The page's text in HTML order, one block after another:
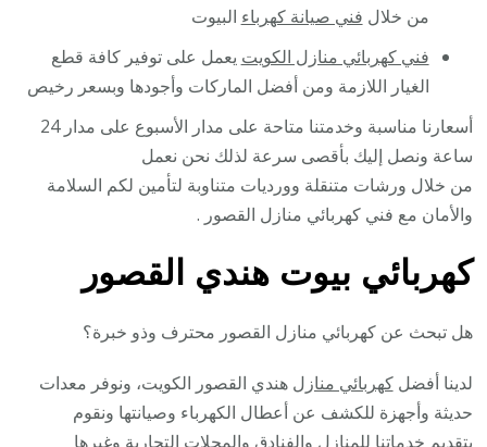
من خلال فني صيانة كهرباء البيوت
فني كهربائي منازل الكويت يعمل على توفير كافة قطع
الغيار اللازمة ومن أفضل الماركات وأجودها وبسعر رخيص
أسعارنا مناسبة وخدمتنا متاحة على مدار الأسبوع على مدار 24
ساعة ونصل إليك بأقصى سرعة لذلك نحن نعمل
من خلال ورشات متنقلة وورديات متناوبة لتأمين لكم السلامة
والأمان مع فني كهربائي منازل القصور .
كهربائي بيوت هندي القصور
هل تبحث عن كهربائي منازل القصور محترف وذو خبرة؟
لدينا أفضلكهربائي منازل هندي القصور الكويت، ونوفر معدات
حديثة وأجهزة للكشف عن أعطال الكهرباء وصيانتها ونقوم
بتقديم خدماتنا للمنازل والفنادق والمحلات التجارية وغيرها